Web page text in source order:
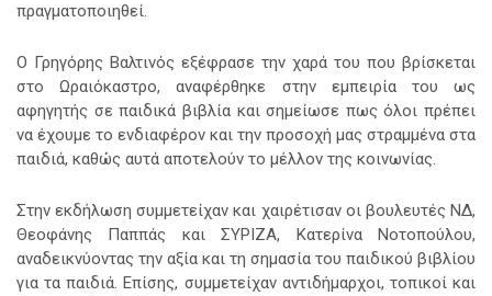
πραγματοποιηθεί.
Ο Γρηγόρης Βαλτινός εξέφρασε την χαρά του που βρίσκεται
στο Ωραιόκαστρο, αναφέρθηκε στην εμπειρία του ως
αφηγητής σε παιδικά βιβλία και σημείωσε πως όλοι πρέπει
να έχουμε το ενδιαφέρον και την προσοχή μας στραμμένα στα
παιδιά, καθώς αυτά αποτελούν το μέλλον της κοινωνίας.
Στην εκδήλωση συμμετείχαν και χαιρέτισαν οι βουλευτές ΝΔ,
Θεοφάνης Παππάς και ΣΥΡΙΖΑ, Κατερίνα Νοτοπούλου,
αναδεικνύοντας την αξία και τη σημασία του παιδικού βιβλίου
για τα παιδιά. Επίσης, συμμετείχαν αντιδήμαρχοι, τοπικοί και